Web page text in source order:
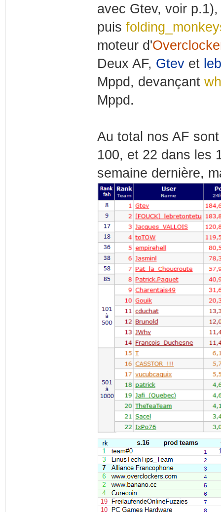
avec Gtev, voir
puis
moteur d'
Deux AF, Gtevet
Mppd, devançant
Mppd.
Au total nos AF
100, et 22 dans les
semaine dernière,